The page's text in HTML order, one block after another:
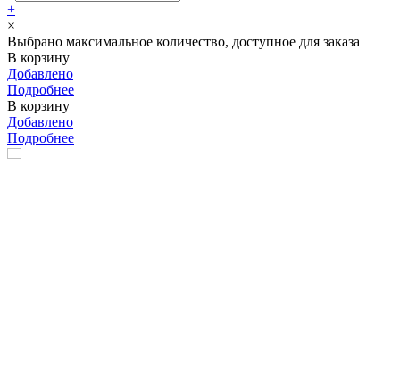
+
×
Выбрано максимальное количество, доступное для заказа
В корзину
Добавлено
Подробнее
В корзину
Добавлено
Подробнее